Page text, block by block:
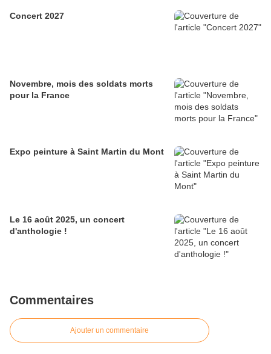
Concert 2027
Novembre, mois des soldats morts
pour la France
Expo peinture à Saint Martin du Mont
Le 16 août 2025, un concert
d'anthologie !
Commentaires
Ajouter un commentaire